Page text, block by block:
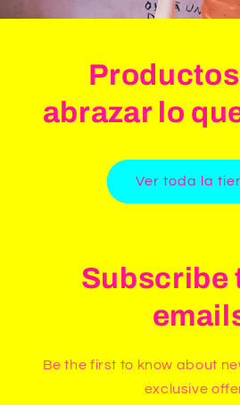
abrazar lo
Ver toda la
Subscribe
Be the first to know about
exclusive